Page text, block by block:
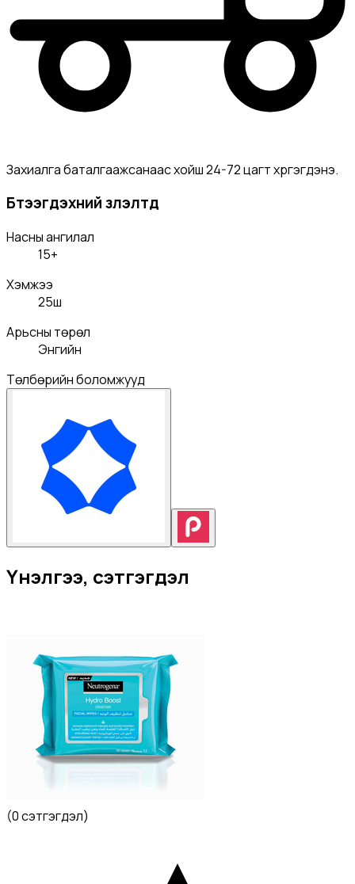
Захиалга баталгаажсанаас хойш 24-72 цагт хүргэгдэнэ.
Бүтээгдэхүүний үзүүлэлтүүд
Насны ангилал
15+
Хэмжээ
25ш
Арьсны төрөл
Энгийн
Төлбөрийн боломжууд
Үнэлгээ, сэтгэгдэл
(0 сэтгэгдэл)